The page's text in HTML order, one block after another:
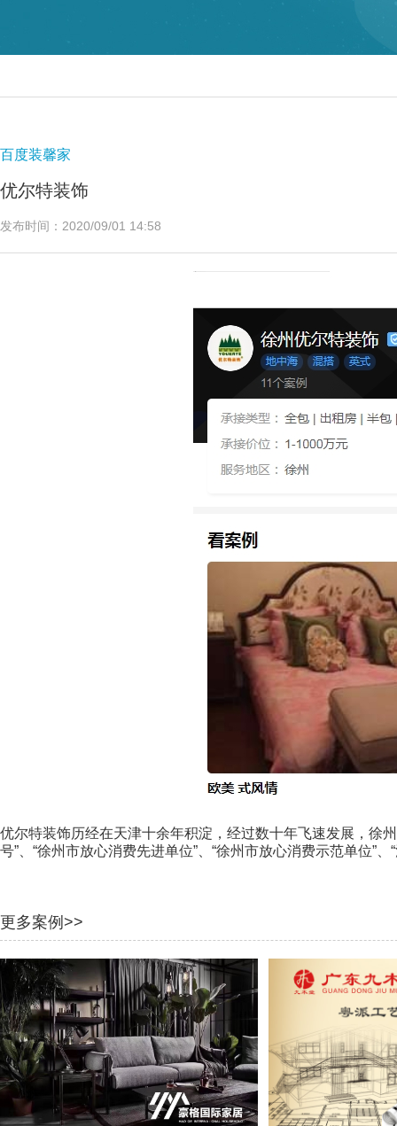
百度装馨家
优尔特装饰
发布时间：2020/09/01 14:58
优尔特装饰历经在天津十余年积淀，经过数十年飞速发展，徐
号”、“徐州市放心消费先进单位”、“徐州市放心消费示范单位”
更多案例>>